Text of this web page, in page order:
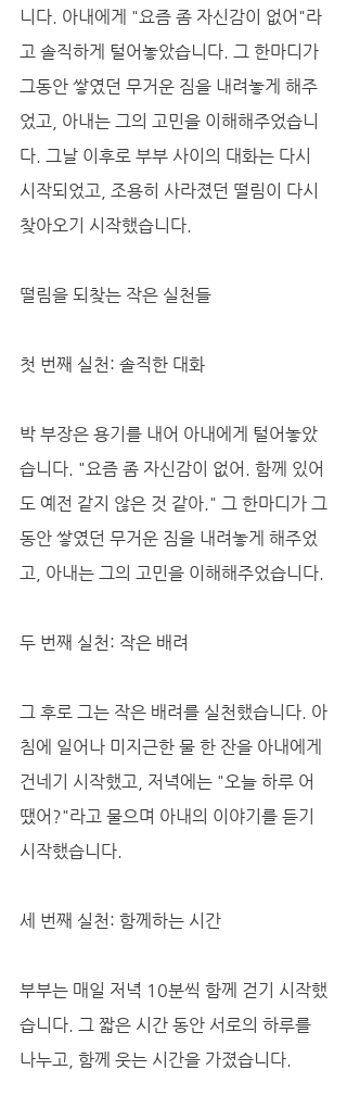
니다. 아내에게 "요즘 좀 자신감이 없어"라
고 솔직하게 털어놓았습니다. 그 한마디가
그동안 쌓였던 무거운 짐을 내려놓게 해주
었고, 아내는 그의 고민을 이해해주었습니
다. 그날 이후로 부부 사이의 대화는 다시
시작되었고, 조용히 사라졌던 떨림이 다시
찾아오기 시작했습니다.
떨림을 되찾는 작은 실천들
첫 번째 실천: 솔직한 대화
박 부장은 용기를 내어 아내에게 털어놓았
습니다. "요즘 좀 자신감이 없어. 함께 있어
도 예전 같지 않은 것 같아." 그 한마디가 그
동안 쌓였던 무거운 짐을 내려놓게 해주었
고, 아내는 그의 고민을 이해해주었습니다.
두 번째 실천: 작은 배려
그 후로 그는 작은 배려를 실천했습니다. 아
침에 일어나 미지근한 물 한 잔을 아내에게
건네기 시작했고, 저녁에는 "오늘 하루 어
땠어?"라고 물으며 아내의 이야기를 듣기
시작했습니다.
세 번째 실천: 함께하는 시간
부부는 매일 저녁 10분씩 함께 걷기 시작했
습니다. 그 짧은 시간 동안 서로의 하루를
나누고, 함께 웃는 시간을 가졌습니다.